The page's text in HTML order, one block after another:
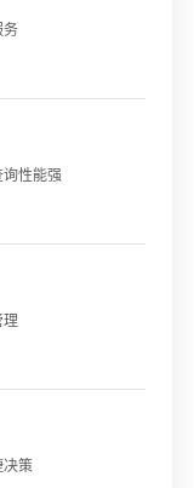
务
性能强
理
决策